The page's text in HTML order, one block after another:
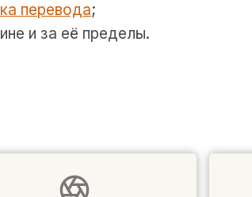
перевода;
и за её пределы.